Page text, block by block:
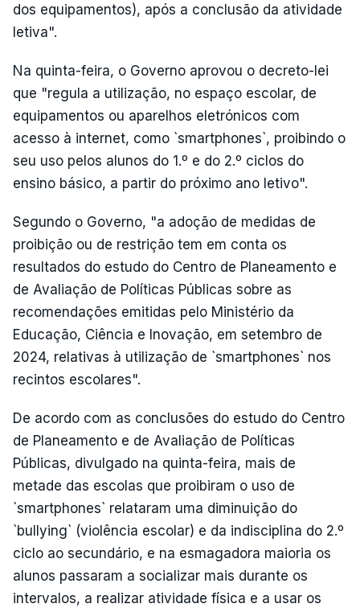
dos equipamentos), após a conclusão da atividade
letiva".
Na quinta-feira, o Governo aprovou o decreto-lei
que "regula a utilização, no espaço escolar, de
equipamentos ou aparelhos eletrónicos com
acesso à internet, como `smartphones`, proibindo o
seu uso pelos alunos do 1.º e do 2.º ciclos do
ensino básico, a partir do próximo ano letivo".
Segundo o Governo, "a adoção de medidas de
proibição ou de restrição tem em conta os
resultados do estudo do Centro de Planeamento e
de Avaliação de Políticas Públicas sobre as
recomendações emitidas pelo Ministério da
Educação, Ciência e Inovação, em setembro de
2024, relativas à utilização de `smartphones` nos
recintos escolares".
De acordo com as conclusões do estudo do Centro
de Planeamento e de Avaliação de Políticas
Públicas, divulgado na quinta-feira, mais de
metade das escolas que proibiram o uso de
`smartphones` relataram uma diminuição do
`bullying` (violência escolar) e da indisciplina do 2.º
ciclo ao secundário, e na esmagadora maioria os
alunos passaram a socializar mais durante os
intervalos, a realizar atividade física e a usar os